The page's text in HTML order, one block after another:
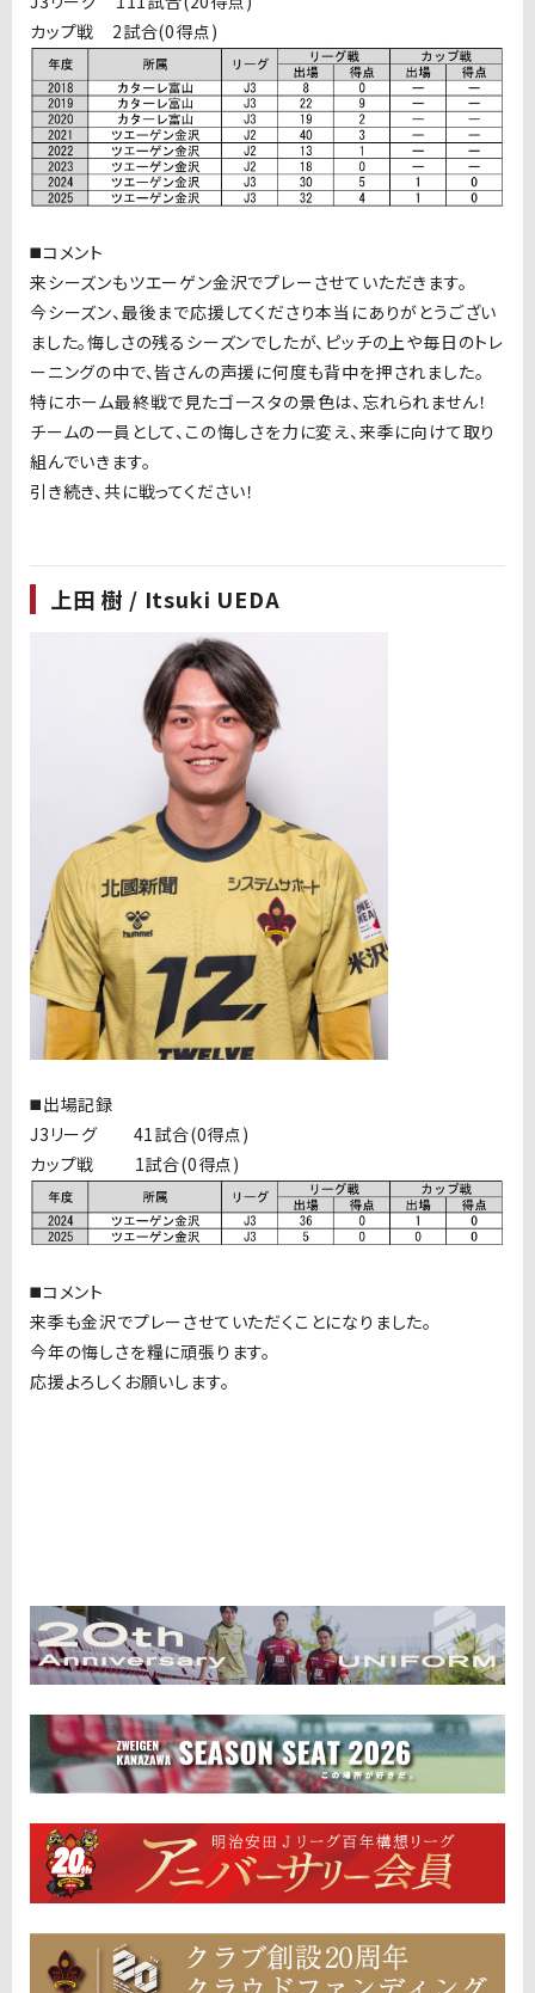
カップ戦 2試合(0得点)
◼️コメント
来シーズンもツエーゲン金沢でプレーさせていただきます。
今シーズン、最後まで応援してくださり本当にありがとうござい
ました。悔しさの残るシーズンでしたが、ピッチの上や毎日のトレ
ーニングの中で、皆さんの声援に何度も背中を押されました。
特にホーム最終戦で見たゴースタの景色は、忘れられません！
チームの一員として、この悔しさを力に変え、来季に向けて取り
組んでいきます。
引き続き、共に戦ってください！
上田 樹 / Itsuki UEDA
◼️出場記録
J3リーグ 41試合(0得点)
カップ戦 1試合(0得点)
◼️コメント
来季も金沢でプレーさせていただくことになりました。
今年の悔しさを糧に頑張ります。
応援よろしくお願いします。